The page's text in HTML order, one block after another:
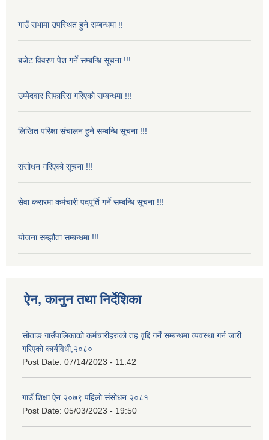
गाउँ सभामा उपस्थित हुने सम्बन्धमा !!
बजेट विवरण पेश गर्ने सम्बन्धि सूचना !!!
उम्मेदवार सिफारिस गरिएको सम्बन्धमा !!!
लिखित परिक्षा संचालन हुने सम्बन्धि सूचना !!!
संसोधन गरिएको सूचना !!!
सेवा करारमा कर्मचारी पदपूर्ति गर्ने सम्बन्धि सूचना !!!
योजना सम्झौता सम्बन्धमा !!!
ऐन, कानुन तथा निर्देशिका
सोताङ गाउँपालिकाको कर्मचारीहरुको तह वृद्दि गर्ने सम्बन्धमा व्यवस्था गर्न जारी
गरिएको कार्यविधी,२०८०
Post Date: 07/14/2023 - 11:42
गाउँ शिक्षा ऐन २०७९ पहिलो संसोधन २०८१
Post Date: 05/03/2023 - 19:50